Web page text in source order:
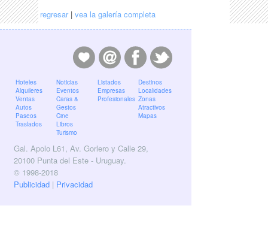
regresar|vea la galería completa
Hoteles
Alquileres
Ventas
Autos
Paseos
Traslados
Noticias
Eventos
Caras &
Gestos
Cine
Libros
Turismo
Listados
Empresas
Profesionales
Destinos
Localidades
Zonas
Atractivos
Mapas
Gal. Apolo L61, Av. Gorlero y Calle 29,
20100 Punta del Este - Uruguay.
© 1998-2018
Publicidad| Privacidad